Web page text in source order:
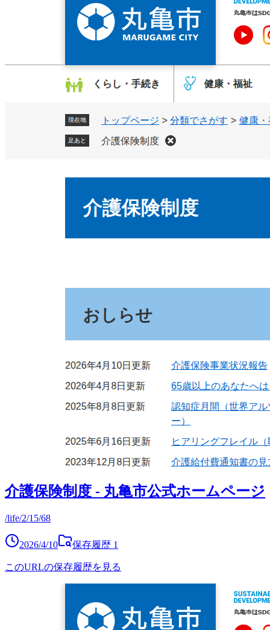
介護保険制度 - 丸亀市公式ホームページ
/life/2/15/68
2026/4/10 保存履歴 1
このURLの保存履歴を見る